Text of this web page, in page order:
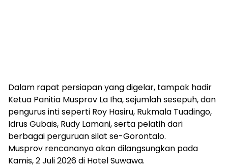
Dalam rapat persiapan yang digelar, tampak hadir
Ketua Panitia Musprov La Iha, sejumlah sesepuh, dan
pengurus inti seperti Roy Hasiru, Rukmala Tuadingo,
Idrus Gubais, Rudy Lamani, serta pelatih dari
berbagai perguruan silat se-Gorontalo.
Musprov rencananya akan dilangsungkan pada
Kamis, 2 Juli 2026 di Hotel Suwawa.